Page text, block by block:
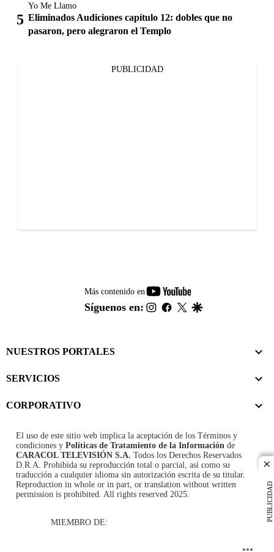
PUBLICIDAD
Yo Me Llamo
Eliminados Audiciones capítulo 12: dobles que no
pasaron, pero alegraron el Templo
PUBLICIDAD
Más contenido en
youtube-
footer
Síguenos en: instagram
facebook
twitter
NUESTROS PORTALES
SERVICIOS
CORPORATIVO
El uso de este sitio web implica la aceptación de los Términos y
condiciones y Políticas de Tratamiento de la Información de
CARACOL TELEVISIÓN S.A. Todos los Derechos Reservados
D.R.A. Prohibida su reproducción total o parcial, así como su
traducción a cualquier idioma sin autorización escrita de su titular.
Reproduction in whole or in part, or translation without written
permission is prohibited. All rights reserved 2025.
MIEMBRO DE: